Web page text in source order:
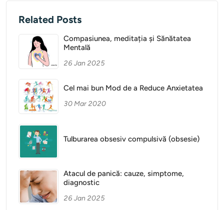
Related Posts
Compasiunea, meditația și Sănătatea
Mentală
26 Jan 2025
Cel mai bun Mod de a Reduce Anxietatea
30 Mar 2020
Tulburarea obsesiv compulsivă (obsesie)
Atacul de panică: cauze, simptome,
diagnostic
26 Jan 2025